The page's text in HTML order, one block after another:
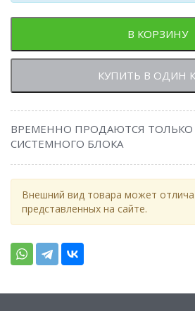
В КОРЗИНУ
КУПИТЬ В ОДИН
ВРЕМЕННО ПРОДАЮТСЯ
СИСТЕМНОГО БЛОКА
Внешний вид товара может
представленных на сайте.